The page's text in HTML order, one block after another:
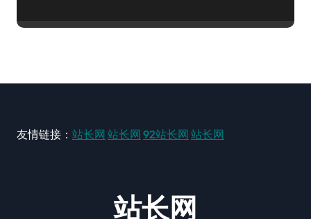
友情链接： 站长网 站长网 92站长网 站长网
站长网